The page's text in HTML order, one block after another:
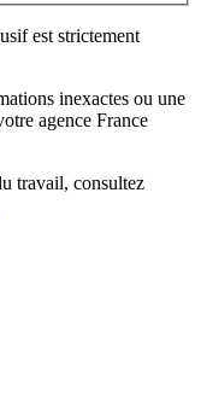
est strictement
inexactes ou une
agence France
travail, consultez